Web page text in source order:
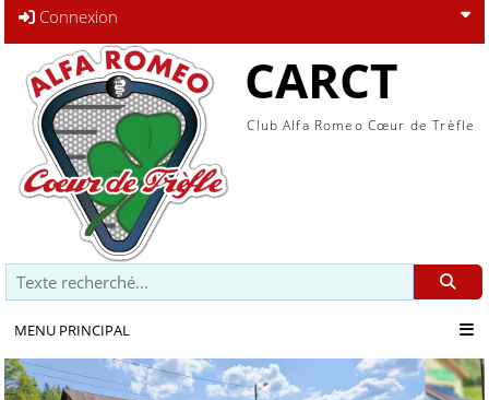
Connexion
CARCT
Club Alfa Romeo Cœur de Trèfle
Recherche
MENU PRINCIPAL